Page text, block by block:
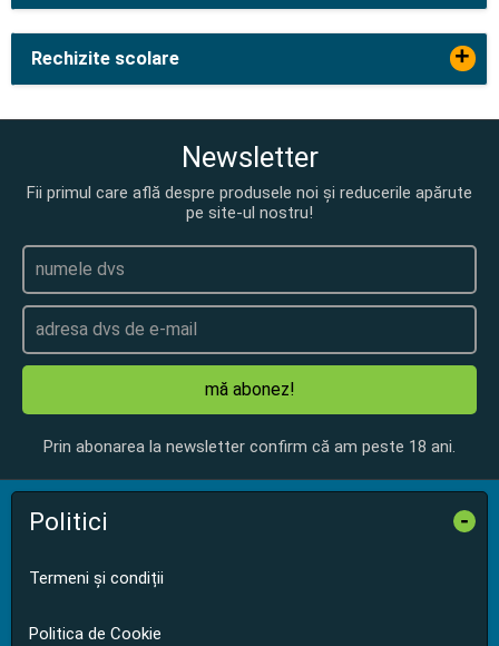
Rechizite scolare +
Newsletter
Fii primul care află despre produsele noi și reducerile apărute
pe site-ul nostru!
mă abonez!
Prin abonarea la newsletter confirm că am peste 18 ani.
Politici -
Termeni și condiții
Politica de Cookie